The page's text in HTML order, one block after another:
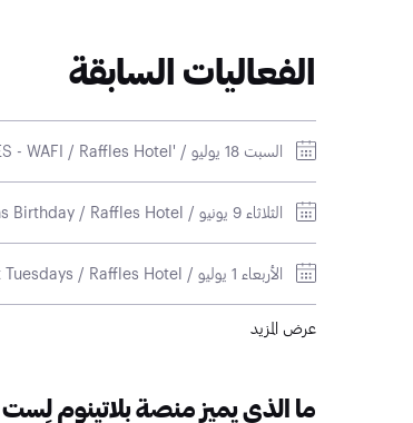
الفعاليات السابقة
السبت 18 يوليو / 'FORBIDDEN' @ NEW ASIA - RAFFLES - WAFI / Raffles Hotel
الثلاثاء 9 يونيو / Golkar Twins Birthday / Raffles Hotel
الأربعاء 1 يوليو / Traffic Light Tuesdays / Raffles Hotel
عرض المزيد
ما الذي يميز منصة بلاتينوم